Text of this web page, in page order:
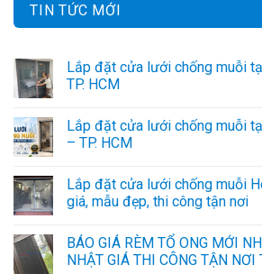
TIN TỨC MỚI
Lắp đặt cửa lưới chống muỗi
TP. HCM
Lắp đặt cửa lưới chống muỗi
– TP. HCM
Lắp đặt cửa lưới chống muỗi
giá, mẫu đẹp, thi công tận nơi
BÁO GIÁ RÈM TỔ ONG MỚI
NHẬT GIÁ THI CÔNG TẬN NƠI